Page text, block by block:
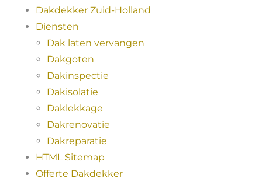
Dakdekker Zuid-Holland
Diensten
Dak laten vervangen
Dakgoten
Dakinspectie
Dakisolatie
Daklekkage
Dakrenovatie
Dakreparatie
HTML Sitemap
Offerte Dakdekker